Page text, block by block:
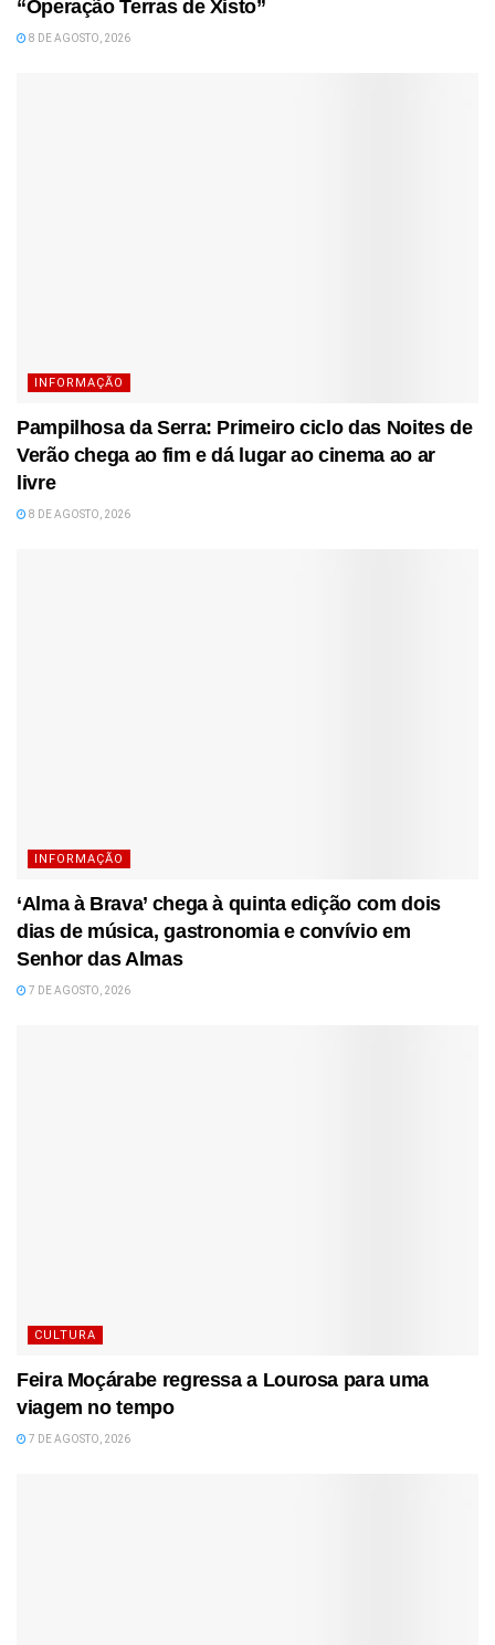
“Operação Terras de Xisto”
8 DE AGOSTO, 2026
INFORMAÇÃO
Pampilhosa da Serra: Primeiro ciclo das Noites de
Verão chega ao fim e dá lugar ao cinema ao ar
livre
8 DE AGOSTO, 2026
INFORMAÇÃO
‘Alma à Brava’ chega à quinta edição com dois
dias de música, gastronomia e convívio em
Senhor das Almas
7 DE AGOSTO, 2026
CULTURA
Feira Moçárabe regressa a Lourosa para uma
viagem no tempo
7 DE AGOSTO, 2026